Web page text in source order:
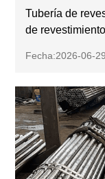
Tubería de
de
Fecha:2026-06-29